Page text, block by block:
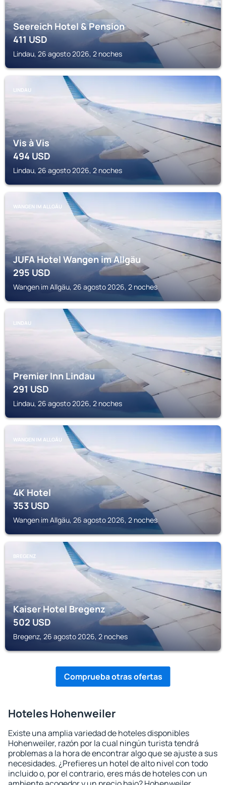
Seereich Hotel & Pension
411USD
Lindau, 26 agosto 2026, 2 noches
LINDAU
Vis à Vis
494USD
Lindau, 26 agosto 2026, 2 noches
WANGEN IM ALLGÄU
JUFA Hotel Wangen im Allgäu
295USD
Wangen im Allgäu, 26 agosto 2026, 2 noches
LINDAU
Premier Inn Lindau
291USD
Lindau, 26 agosto 2026, 2 noches
WANGEN IM ALLGÄU
4K Hotel
353USD
Wangen im Allgäu, 26 agosto 2026, 2 noches
BREGENZ
Kaiser Hotel Bregenz
502USD
Bregenz, 26 agosto 2026, 2 noches
Comprueba otras ofertas
Hoteles Hohenweiler
Existe una amplia variedad de hoteles disponibles
Hohenweiler, razón por la cual ningún turista tendrá
problemas a la hora de encontrar algo que se ajuste a sus
necesidades. ¿Prefieres un hotel de alto nivel con todo
incluido o, por el contrario, eres más de hoteles con un